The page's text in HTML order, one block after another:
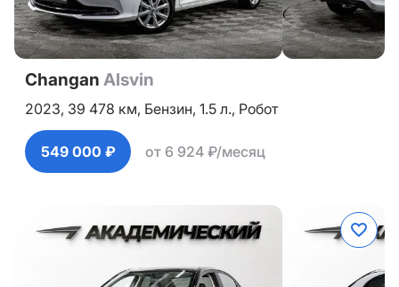
Changan Alsvin
2023, 39 478 км, Бензин, 1.5 л., Робот
549 000 ₽ от 6 924 ₽/месяц